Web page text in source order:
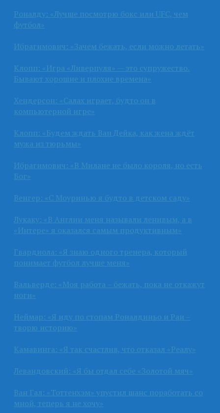
Роналду: «Лучше посмотрю бокс или UFC, чем
футбол»
Ибрагимович: «Зачем бежать, если можно летать»
Клопп: «Игра «Ливерпуля» — это супружество.
Бывают хорошие и плохие времена»
Хендерсон: «Салах играет, будто он в
компьютерной игре»
Клопп: «Будем ждать Ван Дейка, как жена ждёт
мужа из тюрьмы»
Ибрагимович: «В Милане не было короля, но есть
Бог»
Венгер: «С Моуринью я будто в детском саду»
Лукаку: «В Англии меня называли ленивым, а в
«Интере» я оказался самым продуктивным»
Гвардиола: «Я знаю одного тренера, который
понимает футбол лучше меня»
Вальверде: «Моя работа – бежать, пока не откажут
ноги»
Неймар: «Я иду по стопам Роналдиньо и Раи –
творю историю»
Камавинга: «Я так счастлив, что отказал «Реалу»
Левандовский: «Я бы отдал себе «Золотой мяч»
Ван Гал: «Тоттенхэм» упустил шанс поработать со
мной, теперь я не хочу»